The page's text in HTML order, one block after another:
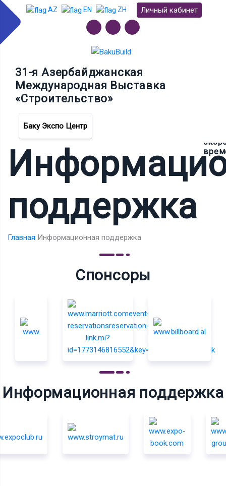
AZ EN ZH Личный кабинет
31-я Азербайджанская
Международная Выставка
«Строительство»
Баку Экспо Центр
поддержка
Главная Информационная поддержка
Спонсоры
Информационная поддержка